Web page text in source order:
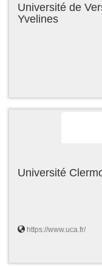
Université de
Yvelines
Université
https://www.uca.fr/